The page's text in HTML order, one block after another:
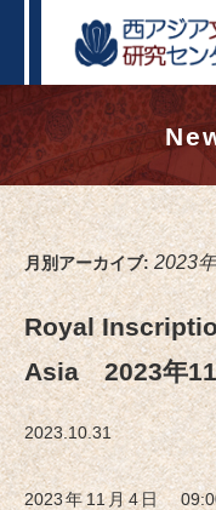
月別アーカイブ: 2023
Royal
Asia 2023年11
2023.10.31
2023年11月4日